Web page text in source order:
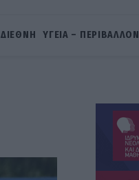
ΔΙΕΘΝΗ ΥΓΕΙΑ – ΠΕΡΙΒΑΛΛΟΝ